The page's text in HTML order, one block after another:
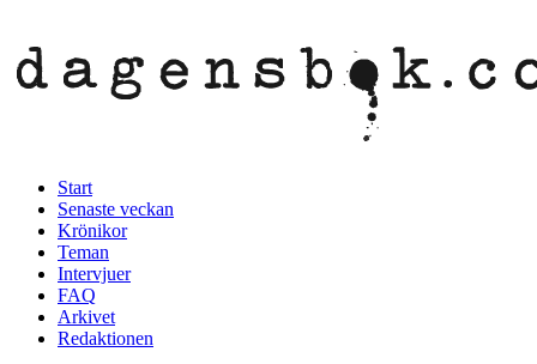
Start
Senaste veckan
Krönikor
Teman
Intervjuer
FAQ
Arkivet
Redaktionen